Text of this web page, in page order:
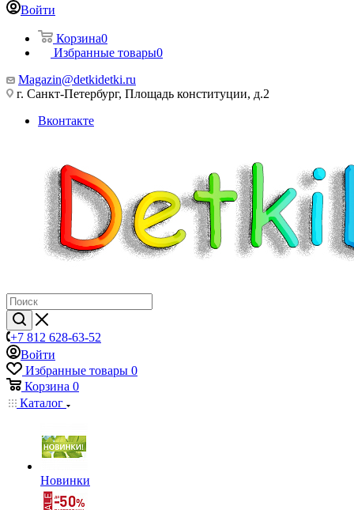
Войти
Корзина0
Избранные товары0
Magazin@detkidetki.ru
г. Санкт-Петербург, Площадь конституции, д.2
Вконтакте
+7 812 628-63-52
Войти
Избранные товары 0
Корзина 0
Каталог
Новинки